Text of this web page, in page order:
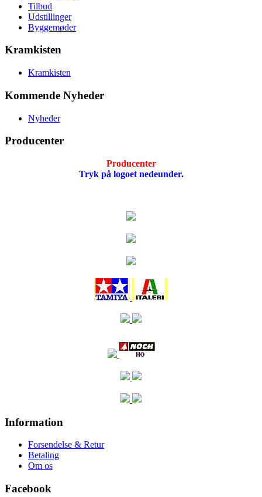
Tilbud
Udstillinger
Byggemøder
Kramkisten
Kramkisten
Kommende Nyheder
Nyheder
Producenter
Producenter
Tryk på logoet nedeunder.
Information
Forsendelse & Retur
Betaling
Om os
Facebook